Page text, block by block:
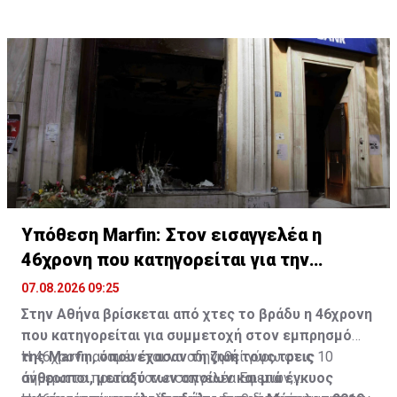
Υπόθεση Marfin: Στον εισαγγελέα η
46χρονη που κατηγορείται για την
επίθεση
07.08.2026 09:25
Στην Αθήνα βρίσκεται από χτες το βράδυ η 46χρονη
που κατηγορείται για συμμετοχή στον εμπρησμό
της Marfin, όπου έχασαν τη ζωή τους τρεις
άνθρωποι, μεταξύ των οποίων και μια έγκυος
Η 46χρονη αναμένεται να οδηγηθεί γύρω στις 10
σήμερα το πρωί στον εισαγγελέα Εφετών,